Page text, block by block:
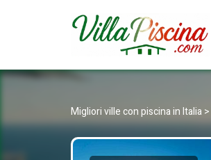
Migliori ville con piscina in Italia>